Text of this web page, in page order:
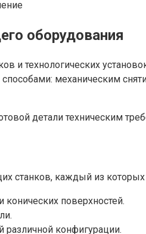
оборудования
и технологических
механическим
детали техническим
станков, каждый из
поверхностей.
различной конфигурации.